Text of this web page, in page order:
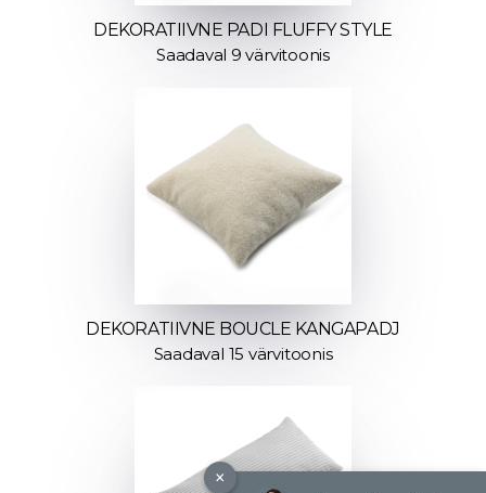
DEKORATIIVNE PADI FLUFFY STYLE
Saadaval 9 värvitoonis
DEKORATIIVNE BOUCLE KANGAPADJ
Saadaval 15 värvitoonis
×